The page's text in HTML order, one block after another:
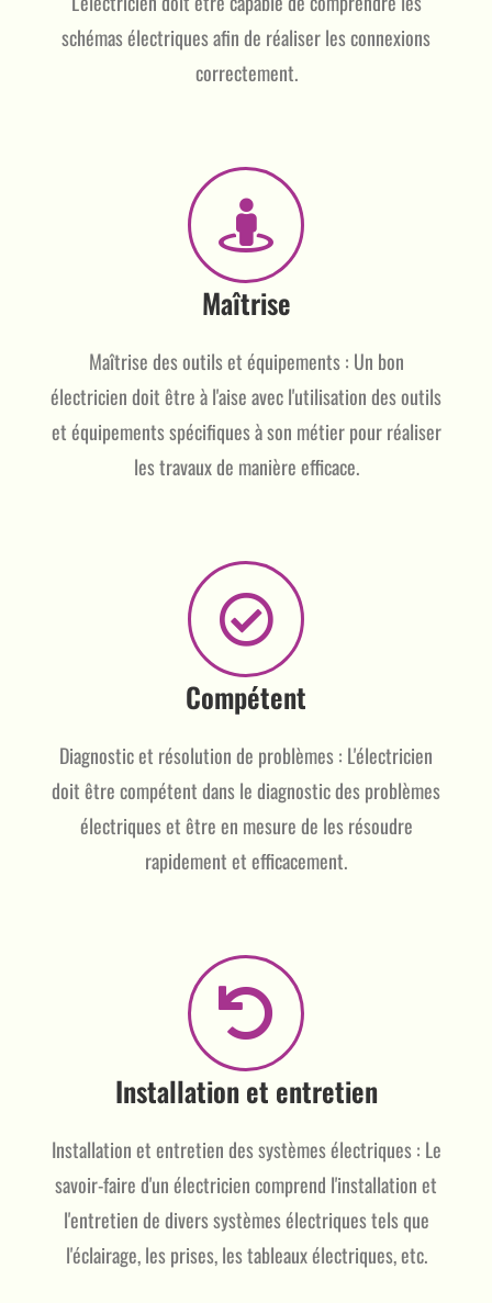
schémas électriques afin de réaliser les connexions
correctement.
Maîtrise
Maîtrise des outils et équipements : Un bon
électricien doit être à l'aise avec l'utilisation des outils
et équipements spécifiques à son métier pour réaliser
les travaux de manière efficace.
Compétent
Diagnostic et résolution de problèmes : L'électricien
doit être compétent dans le diagnostic des problèmes
électriques et être en mesure de les résoudre
rapidement et efficacement.
Installation et entretien
Installation et entretien des systèmes électriques : Le
savoir-faire d'un électricien comprend l'installation et
l'entretien de divers systèmes électriques tels que
l'éclairage, les prises, les tableaux électriques, etc.